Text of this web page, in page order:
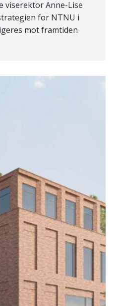
viserektor Anne-Lise
for NTNU i
mot framtiden